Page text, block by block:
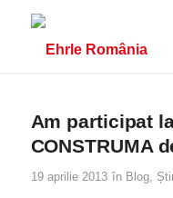
Am participat
CONSTRUMA
19 aprilie 2013 în Blog,